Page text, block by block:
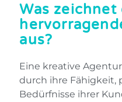
Was zeichnet
aus?
Eine kreative
durch ihre Fähigkeit,
Bedürfnisse ihrer